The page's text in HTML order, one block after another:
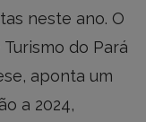
neste ano. O
do Pará
aponta um
a 2024,